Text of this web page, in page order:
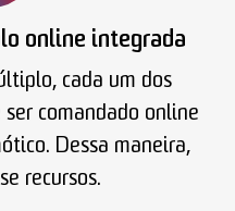
online integrada
cada um dos
comandado online
Dessa maneira,
recursos.